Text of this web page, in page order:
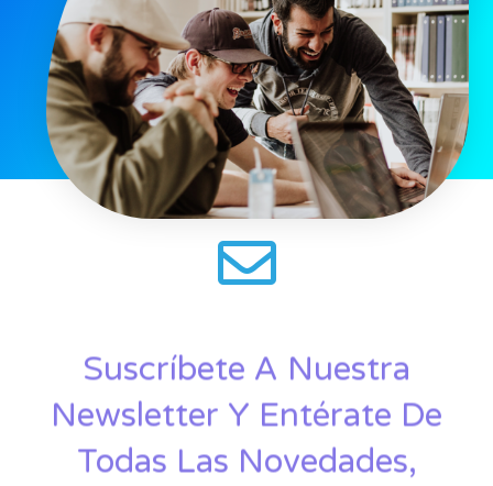
Suscríbete A Nuestra
Newsletter Y Entérate De
Todas Las Novedades,